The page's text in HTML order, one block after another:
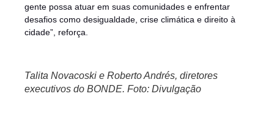
gente possa atuar em suas comunidades e enfrentar
desafios como desigualdade, crise climática e direito à
cidade”, reforça.
Talita Novacoski e Roberto Andrés, diretores
executivos do BONDE. Foto: Divulgação